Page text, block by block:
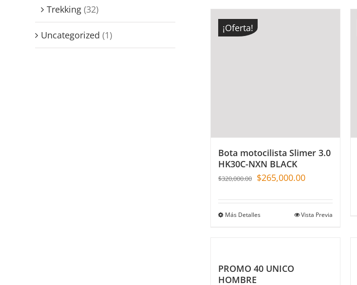
¡Oferta!
Bota motocilista Slimer 3.0
HK30C-NXN BLACK
$320,000.00 $265,000.00
Más Detalles Vista Previa
PROMO 40 UNICO
HOMBRE
Trekking (32)
Uncategorized (1)